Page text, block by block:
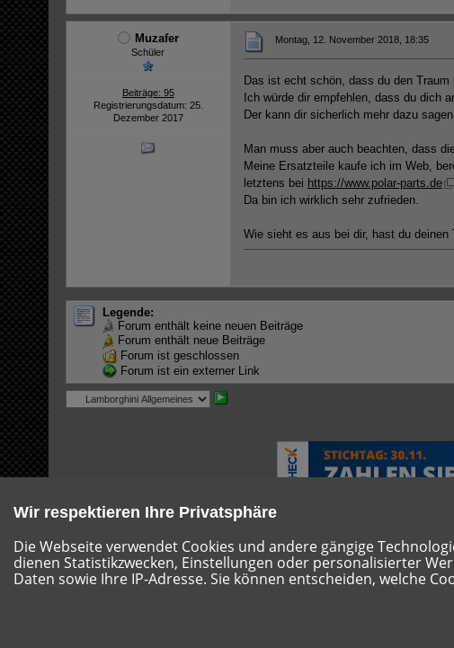
Muzafer
Schüler
Beiträge: 95
Registrierungsdatum: 25.
Dezember 2017
Montag, 12. November 2018, 18:35
Das ist echt schön, dass du den Traum
Ich würde dir empfehlen, dass du dich
Der kann dir sicherlich mehr dazu
Man muss aber auch beachten, dass
Meine Ersatzteile kaufe ich im Web,
letztens bei https://www.polar-parts.de
Da bin ich wirklich sehr zufrieden.
Wie sieht es aus bei dir, hast du deinen
Legende:
Forum enthält keine neuen Beiträge
Forum enthält neue Beiträge
Forum ist geschlossen
Forum ist ein externer Link
Hilfe Impressum Nutzungsbestimmungen
Wir respektieren Ihre Privatsphäre
Die Webseite verwendet Cookies und andere gängige
dienen Statistikzwecken, Einstellungen oder personalisierter
Daten sowie Ihre IP-Adresse. Sie können entscheiden, welche